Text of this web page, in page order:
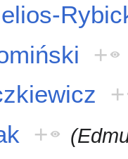
+
+
+